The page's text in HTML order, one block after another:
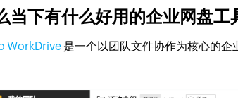
当下有什么好用的企业网盘工
WorkDrive 是一个以团队文件协作为核心的企